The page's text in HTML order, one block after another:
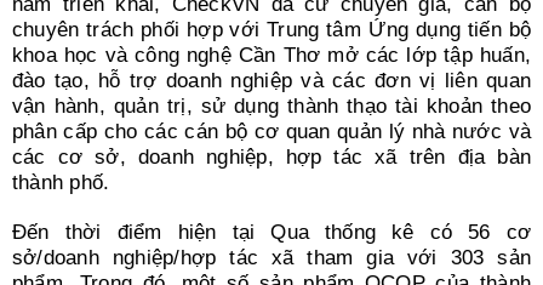
năm triển khai, CheckVN đã cử chuyên gia, cán bộ
chuyên trách phối hợp với Trung tâm Ứng dụng tiến bộ
khoa học và công nghệ Cần Thơ mở các lớp tập huấn,
đào tạo, hỗ trợ doanh nghiệp và các đơn vị liên quan
vận hành, quản trị, sử dụng thành thạo tài khoản theo
phân cấp cho các cán bộ cơ quan quản lý nhà nước và
các cơ sở, doanh nghiệp, hợp tác xã trên địa bàn
thành phố.
Đến thời điểm hiện tại Qua thống kê có 56 cơ
sở/doanh nghiệp/hợp tác xã tham gia với 303 sản